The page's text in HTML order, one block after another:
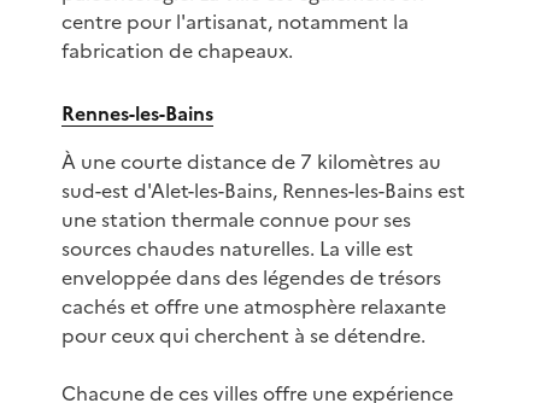
centre pour l'artisanat, notamment la
fabrication de chapeaux.
Rennes-les-Bains
À une courte distance de 7 kilomètres au
sud-est d'Alet-les-Bains, Rennes-les-Bains est
une station thermale connue pour ses
sources chaudes naturelles. La ville est
enveloppée dans des légendes de trésors
cachés et offre une atmosphère relaxante
pour ceux qui cherchent à se détendre.
Chacune de ces villes offre une expérience